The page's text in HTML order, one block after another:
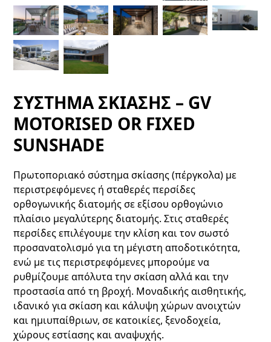
ΣΥΣΤΗΜΑ ΣΚΙΑΣΗΣ – GV
MOTORISED OR FIXED
SUNSHADE
Πρωτοποριακό σύστημα σκίασης (πέργκολα) με
περιστρεφόμενες ή σταθερές περσίδες
ορθογωνικής διατομής σε εξίσου ορθογώνιο
πλαίσιο μεγαλύτερης διατομής. Στις σταθερές
περσίδες επιλέγουμε την κλίση και τον σωστό
προσανατολισμό για τη μέγιστη αποδοτικότητα,
ενώ με τις περιστρεφόμενες μπορούμε να
ρυθμίζουμε απόλυτα την σκίαση αλλά και την
προστασία από τη βροχή. Μοναδικής αισθητικής,
ιδανικό για σκίαση και κάλυψη χώρων ανοιχτών
και ημιυπαίθριων, σε κατοικίες, ξενοδοχεία,
χώρους εστίασης και αναψυχής.